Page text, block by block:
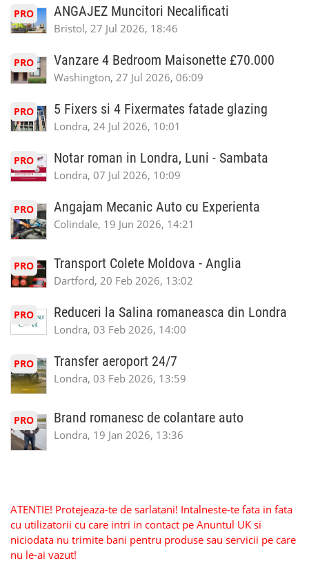
PRO ANGAJEZ Muncitori Necalificati
Bristol, 27 Jul 2026, 18:46
PRO Vanzare 4 Bedroom Maisonette £70.000
Washington, 27 Jul 2026, 06:09
PRO 5 Fixers si 4 Fixermates fatade glazing
Londra, 24 Jul 2026, 10:01
PRO Notar roman in Londra, Luni - Sambata
Londra, 07 Jul 2026, 10:09
PRO Angajam Mecanic Auto cu Experienta
Colindale, 19 Jun 2026, 14:21
PRO Transport Colete Moldova - Anglia
Dartford, 20 Feb 2026, 13:02
PRO Reduceri la Salina romaneasca din Londra
Londra, 03 Feb 2026, 14:00
PRO Transfer aeroport 24/7
Londra, 03 Feb 2026, 13:59
PRO Brand romanesc de colantare auto
Londra, 19 Jan 2026, 13:36
ATENTIE! Protejeaza-te de sarlatani! Intalneste-te fata in fata
cu utilizatorii cu care intri in contact pe Anuntul UK si
niciodata nu trimite bani pentru produse sau servicii pe care
nu le-ai vazut!